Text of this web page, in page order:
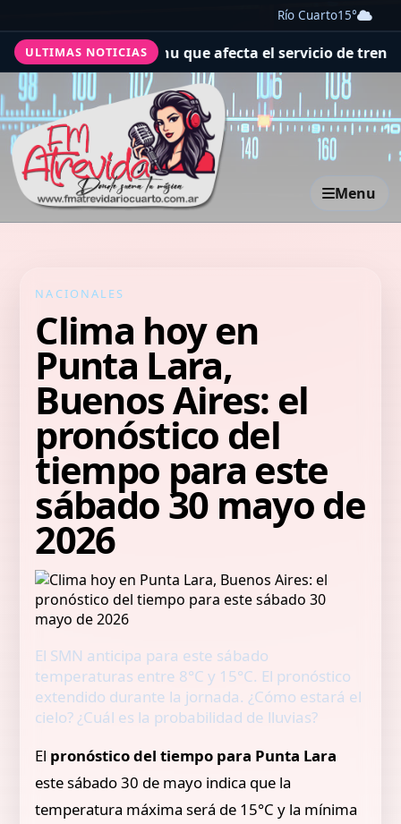
Río Cuarto15°
ULTIMAS NOTICIAS
Machu Picchu que afecta el servicio de trenes hacia
Menu
NACIONALES
Clima hoy en
Punta Lara,
Buenos Aires: el
pronóstico del
tiempo para este
sábado 30 mayo de
2026
El SMN anticipa para este sábado
temperaturas entre 8°C y 15°C. El pronóstico
extendido durante la jornada. ¿Cómo estará el
cielo? ¿Cuál es la probabilidad de lluvias?
El pronóstico del tiempo para Punta Lara
este sábado 30 de mayo indica que la
temperatura máxima será de 15°C y la mínima